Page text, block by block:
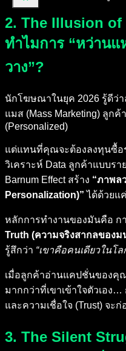
2. The Illusion
ทำไมการ “หว่านแ
วาง”?
นักโฆษณาในยุค 2026 รู้ดีว่
แมส (Mass Marketing) ลูก
(Personalized)
แต่แทนที่คุณจะต้องลงทุนซื้อ
วิเคราะห์ Data ลูกค้าแบบร
Barnum Effect สร้าง “ภาพล
Personalization)” ได้ด้วยแ
หลักการทำงานของมันคือ ก
Truth (ความจริงสากลของม
รู้สึกว่า “เขาคือคนเดียวในโ
เมื่อลูกค้าอ่านแคปชั่นของคุณ
มากกว่าที่เขาเข้าใจตัวเอง
และความเชื่อใจ (Trust) จะ
3. The Silent